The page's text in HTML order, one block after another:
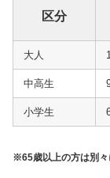
区分
大人
中高生
小学生
※65歳以上の方は別々